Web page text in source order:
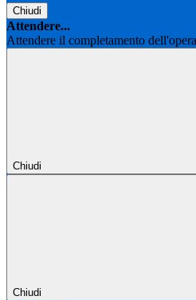
Chiudi
Attendere...
Attendere il completamento
Chiudi
Chiudi